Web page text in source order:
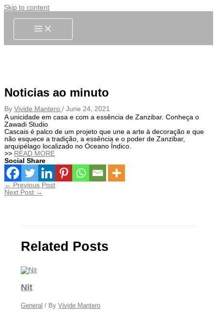
Skip to content
Noticias ao minuto
By Vivide Mantero / June 24, 2021
A unicidade em casa e com a essência de Zanzibar. Conheça o
Zawadi Studio
Cascais é palco de um projeto que une a arte à decoração e que
não esquece a tradição, a essência e o poder de Zanzibar,
arquipélago localizado no Oceano Índico.
>> READ MORE
Social Share
← Previous Post
Next Post →
Related Posts
Nit
General / ByVivide Mantero